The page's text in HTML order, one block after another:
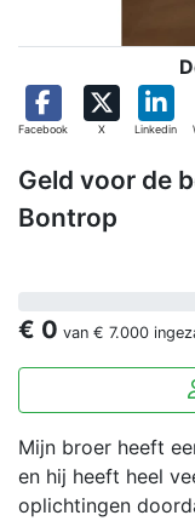
Facebook X Linkedin
Geld voor de
Bontrop
€ 0 van € 7.000
Mijn broer heeft
en hij heeft heel
oplichtingen